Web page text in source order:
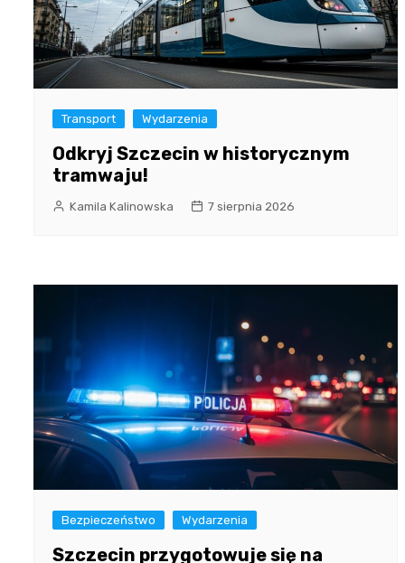
Transport Wydarzenia
Odkryj Szczecin w historycznym
tramwaju!
Kamila Kalinowska 7 sierpnia 2026
Bezpieczeństwo Wydarzenia
Szczecin przygotowuje się na